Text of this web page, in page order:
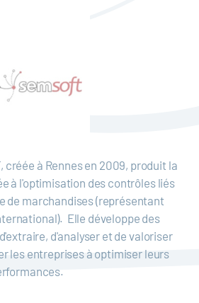
créée à Rennes en 2009, produit la
à l'optimisation des contrôles liés
de marchandises (représentant
Elle développe des
d'analyser et de valoriser
les entreprises à optimiser leurs